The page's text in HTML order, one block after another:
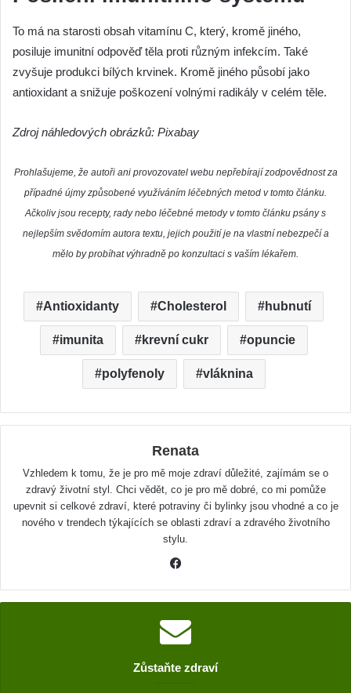
To má na starosti obsah vitamínu C, který, kromě jiného,
posiluje imunitní odpověď těla proti různým infekcím. Také
zvyšuje produkci bílých krvinek. Kromě jiného působí jako
antioxidant a snižuje poškození volnými radikály v celém těle.
Zdroj náhledových obrázků: Pixabay
Prohlašujeme, že autoři ani provozovatel webu nepřebírají zodpovědnost za
případné újmy způsobené využíváním léčebných metod v tomto článku.
Ačkoliv jsou recepty, rady nebo léčebné metody v tomto článku psány s
nejlepším svědomím autora textu, jejich použití je na vlastní nebezpečí a
mělo by probíhat výhradně po konzultaci s vaším lékařem.
Antioxidanty Cholesterol hubnutí
imunita krevní cukr opuncie
polyfenoly vláknina
Renata
Vzhledem k tomu, že je pro mě moje zdraví důležité, zajímám se o
zdravý životní styl. Chci vědět, co je pro mě dobré, co mi pomůže
upevnit si celkové zdraví, které potraviny či bylinky jsou vhodné a co je
nového v trendech týkajících se oblasti zdraví a zdravého životního
stylu.
c
e
b
Zůstaňte zdraví